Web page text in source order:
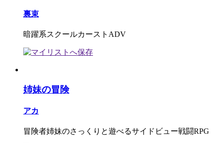
裏束
暗躍系スクールカーストADV
姉妹の冒険
アカ
冒険者姉妹のさっくりと遊べるサイドビュー戦闘RPG